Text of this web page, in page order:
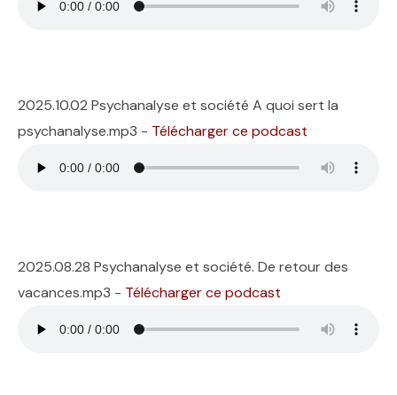
2025.10.02 Psychanalyse et société A quoi sert la
psychanalyse.mp3 - Télécharger ce podcast
2025.08.28 Psychanalyse et société. De retour des
vacances.mp3 - Télécharger ce podcast